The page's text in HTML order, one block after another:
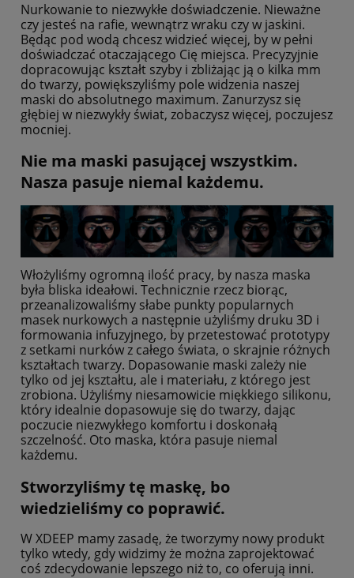
Nurkowanie to niezwykłe doświadczenie. Nieważne
czy jesteś na rafie, wewnątrz wraku czy w jaskini.
Będąc pod wodą chcesz widzieć więcej, by w pełni
doświadczać otaczającego Cię miejsca. Precyzyjnie
dopracowując kształt szyby i zbliżając ją o kilka mm
do twarzy, powiększyliśmy pole widzenia naszej
maski do absolutnego maximum. Zanurzysz się
głębiej w niezwykły świat, zobaczysz więcej, poczujesz
mocniej.
Nie ma maski pasującej wszystkim.
Nasza pasuje niemal każdemu.
Włożyliśmy ogromną ilość pracy, by nasza maska
była bliska ideałowi. Technicznie rzecz biorąc,
przeanalizowaliśmy słabe punkty popularnych
masek nurkowych a następnie użyliśmy druku 3D i
formowania infuzyjnego, by przetestować prototypy
z setkami nurków z całego świata, o skrajnie różnych
kształtach twarzy. Dopasowanie maski zależy nie
tylko od jej kształtu, ale i materiału, z którego jest
zrobiona. Użyliśmy niesamowicie miękkiego silikonu,
który idealnie dopasowuje się do twarzy, dając
poczucie niezwykłego komfortu i doskonałą
szczelność. Oto maska, która pasuje niemal
każdemu.
Stworzyliśmy tę maskę, bo
wiedzieliśmy co poprawić.
W XDEEP mamy zasadę, że tworzymy nowy produkt
tylko wtedy, gdy widzimy że można zaprojektować
coś zdecydowanie lepszego niż to, co oferują inni.